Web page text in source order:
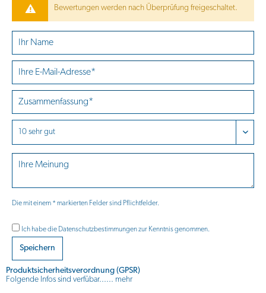
Bewertungen werden nach Überprüfung freigeschaltet.
Die mit einem * markierten Felder sind Pflichtfelder.
Ich habe die Datenschutzbestimmungenzur Kenntnis genommen.
Speichern
Produktsicherheitsverordnung (GPSR)
Folgende Infos sind verfübar...... mehr